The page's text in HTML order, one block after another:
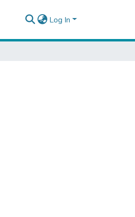
Log In